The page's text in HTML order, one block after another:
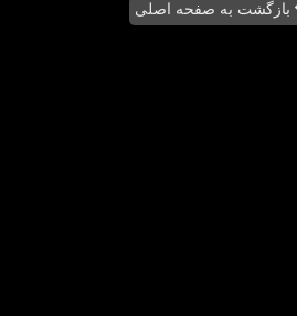
بازگشت به صفحه اصلی